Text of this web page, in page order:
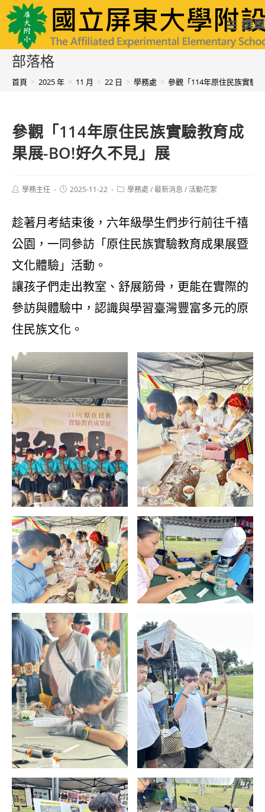
跳
轉
至
國立屏東大學附設實驗國民小學 選單
部落格
首頁 > 2025 年 > 11 月 > 22 日 > 學務處 > 參觀「114年原住民族實驗
參觀「114年原住民族實驗教育成
果展-BO!好久不見」展
Post學務主任
Post2025-11-22
Post學務處 /最新消息 /活動花絮
趁著月考結束後，六年級學生們步行前往千禧
公園，一同參訪「原住民族實驗教育成果展暨
文化體驗」活動。
讓孩子們走出教室、舒展筋骨，更能在實際的
參訪與體驗中，認識與學習臺灣豐富多元的原
住民族文化。